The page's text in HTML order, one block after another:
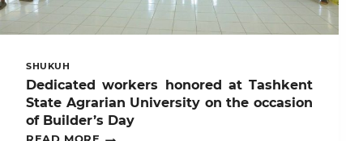
SHUKUH
Dedicated workers honored at Tashkent
State Agrarian University on the occasion
of Builder’s Day
DEDICATED